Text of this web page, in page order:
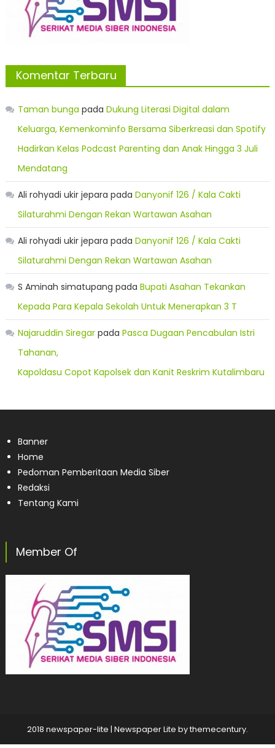
Komentar Terbaru
Taman bunga pada Dukung Literasi Digital dalam
Keluarga, Kemenkominfo Bersama Siberkreasi dan Spotify
Hadirkan Kelas Podcast Parenting dan Anak Hingga 3 Juli
Mendatang
Ali rohyadi ukir jepara pada Danyonif 126 / Kala Cakti
Silaturahmi Dengan Rekan Wartawan Asahan
Ali rohyadi ukir jepara pada Danyonif 126 / Kala Cakti
Silaturahmi Dengan Rekan Wartawan Asahan
S Aminah simatupang pada Bupati Asahan Tekankan
Kepada Para Kepala Sekolah Untuk Menerapkan 3 T
Najaruddin Siregarpada Pasca Dugaan Pencabulan Istri
Tahanan,
Kapoldasu Copot Kapolsek dan Kanit Reskrim Kutalimbaru
Banner
Home
Pedoman Pemberitaan Media Siber
Redaksi
Tentang Kami
Member Of
2018 newspaper-lite | Newspaper Lite bythemecentury.